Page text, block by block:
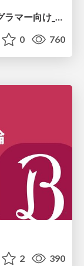
20260608_Codexの可能性_ノンプログラマー向け_大城追記
0 760
2 390